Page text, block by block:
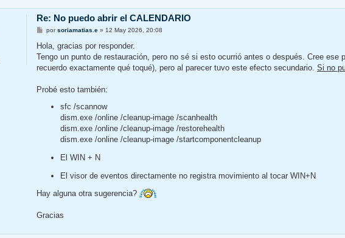
Re: No puedo abrir el CALENDARIO
M
n
a
j
porsoriamatias.e» 12 May 2026, 20:08
Hola, gracias por responder.
Tengo un punto de restauración, pero no sé si esto ocurrió antes o después. Cree
recuerdo exactamente qué toqué), pero al parecer tuvo este efecto secundario. Si no
Probé esto también:
sfc /scannow
dism.exe /online /cleanup-image /scanhealth
dism.exe /online /cleanup-image /restorehealth
dism.exe /online /cleanup-image /startcomponentcleanup
El WIN + N
El visor de eventos directamente no registra movimiento al tocar WIN+N
Hay alguna otra sugerencia?
Gracias